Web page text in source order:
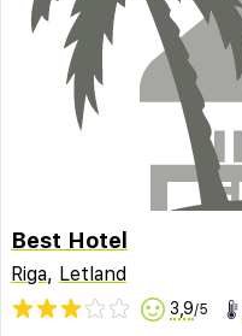
Best Hotel
Riga, Letland
3,9/5